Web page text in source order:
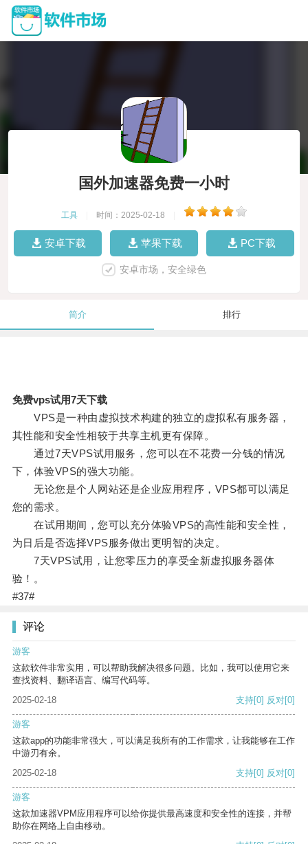
国外加速器免费一小时
工具 时间：2025-02-18
安卓下载 苹果下载 PC下载
安卓市场，安全绿色
简介 排行
免费vps试用7天下载
VPS是一种由虚拟技术构建的独立的虚拟私有服务器，
其性能和安全性相较于共享主机更有保障。
通过7天VPS试用服务，您可以在不花费一分钱的情况
下，体验VPS的强大功能。
无论您是个人网站还是企业应用程序，VPS都可以满足
您的需求。
在试用期间，您可以充分体验VPS的高性能和安全性，
为日后是否选择VPS服务做出更明智的决定。
7天VPS试用，让您零压力的享受全新虚拟服务器体
验！。
#37#
评论
游客
这款软件非常实用，可以帮助我解决很多问题。比如，我可以使用它来
查找资料、翻译语言、编写代码等。
2025-02-18
支持[0] 反对[0]
游客
这款app的功能非常强大，可以满足我所有的工作需求，让我能够在工作
中游刃有余。
2025-02-18
支持[0] 反对[0]
游客
这款加速器VPM应用程序可以给你提供最高速度和安全性的连接，并帮
助你在网络上自由移动。